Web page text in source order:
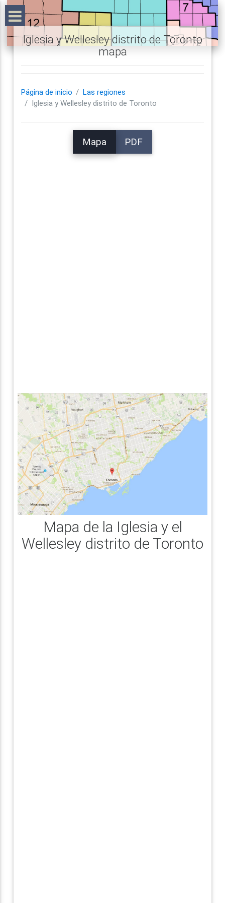
Iglesia y Wellesley distrito de Toronto
mapa
Página de inicio
Las regiones
Iglesia y Wellesley distrito de Toronto
Mapa PDF
Mapa de la Iglesia y el
Wellesley distrito de Toronto